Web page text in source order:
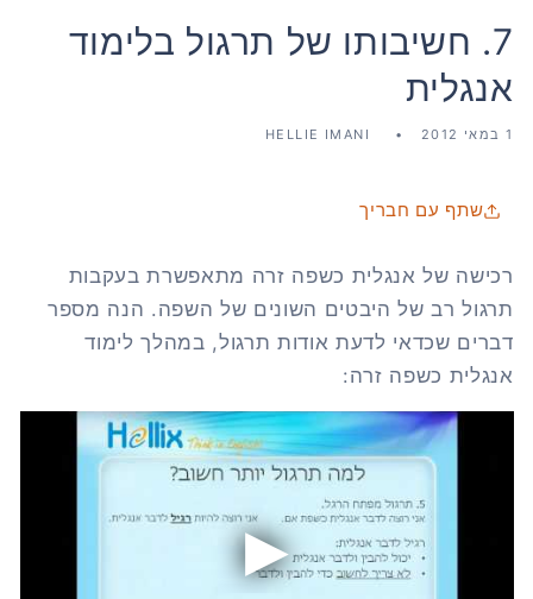
7. חשיבותו של תרגול בלימוד
אנגלית
1 במאי 2012 HELLIE IMANI
שתף עם חבריך
רכישה של אנגלית כשפה זרה מתאפשרת בעקבות
תרגול רב של היבטים השונים של השפה. הנה מספר
דברים שכדאי לדעת אודות תרגול, במהלך לימוד
אנגלית כשפה זרה: